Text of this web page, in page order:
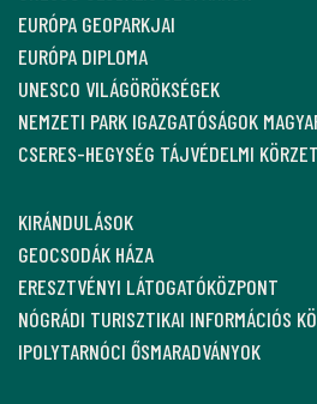
EURÓPA GEOPARKJAI
EURÓPA DIPLOMA
UNESCO VILÁGÖRÖKSÉGEK
NEMZETI PARK IGAZGATÓSÁGOK
CSERES-HEGYSÉG TÁJVÉDELMI KÖRZET
KIRÁNDULÁSOK
GEOCSODÁK HÁZA
ERESZTVÉNYI LÁTOGATÓKÖZPONT
NÓGRÁDI TURISZTIKAI INFORMÁCIÓS
IPOLYTARNÓCI ŐSMARADVÁNYOK